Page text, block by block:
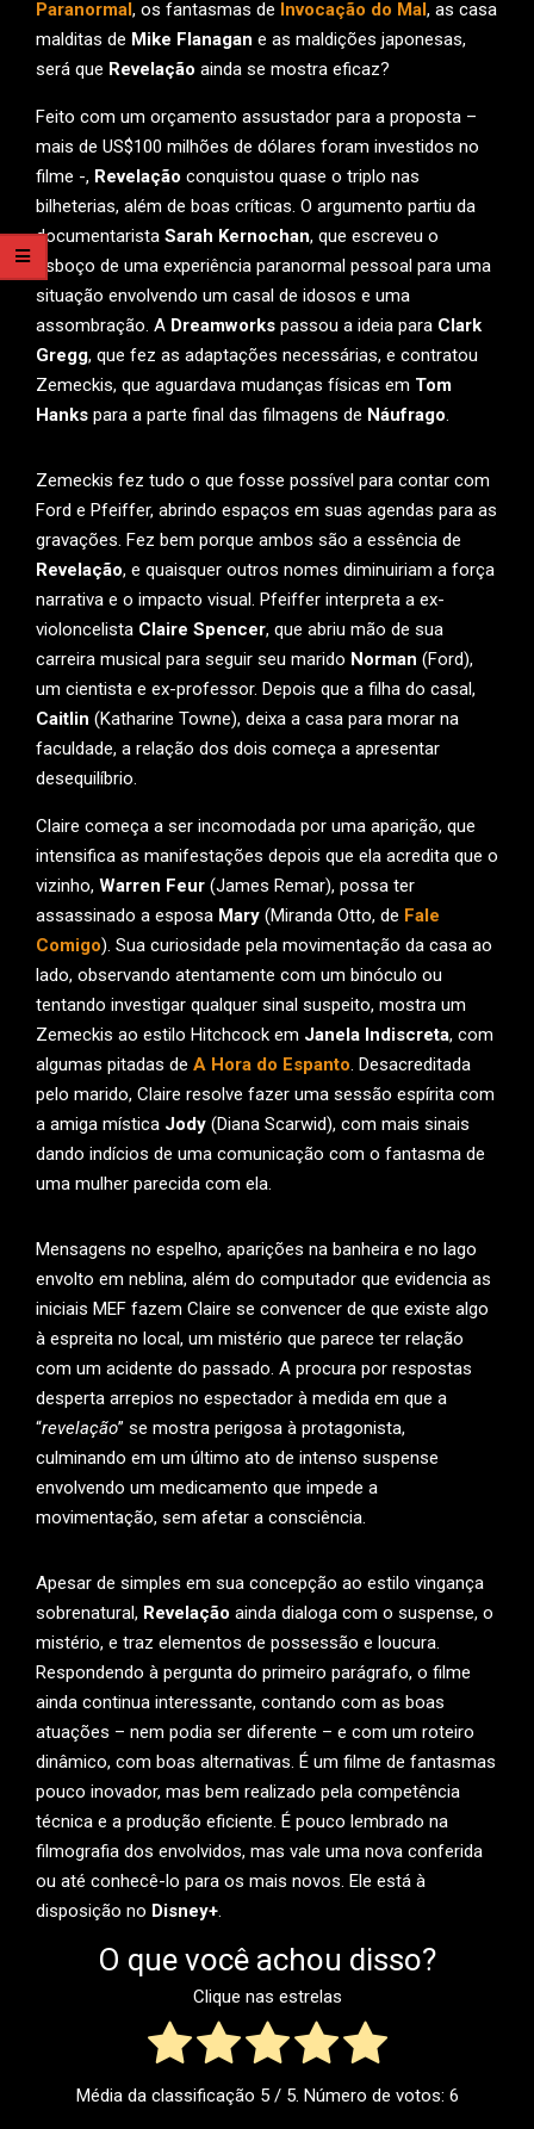
Paranormal, os fantasmas de Invocação do Mal, as casa
malditas de Mike Flanagan e as maldições japonesas,
será que Revelação ainda se mostra eficaz?
Feito com um orçamento assustador para a proposta –
mais de US$100 milhões de dólares foram investidos no
filme -, Revelação conquistou quase o triplo nas
bilheterias, além de boas críticas. O argumento partiu da
documentarista Sarah Kernochan, que escreveu o
esboço de uma experiência paranormal pessoal para uma
situação envolvendo um casal de idosos e uma
assombração. A Dreamworks passou a ideia para Clark
Gregg, que fez as adaptações necessárias, e contratou
Zemeckis, que aguardava mudanças físicas em Tom
Hanks para a parte final das filmagens de Náufrago.
Zemeckis fez tudo o que fosse possível para contar com
Ford e Pfeiffer, abrindo espaços em suas agendas para as
gravações. Fez bem porque ambos são a essência de
Revelação, e quaisquer outros nomes diminuiriam a força
narrativa e o impacto visual. Pfeiffer interpreta a ex-
violoncelista Claire Spencer, que abriu mão de sua
carreira musical para seguir seu marido Norman (Ford),
um cientista e ex-professor. Depois que a filha do casal,
Caitlin (Katharine Towne), deixa a casa para morar na
faculdade, a relação dos dois começa a apresentar
desequilíbrio.
Claire começa a ser incomodada por uma aparição, que
intensifica as manifestações depois que ela acredita que o
vizinho, Warren Feur (James Remar), possa ter
assassinado a esposa Mary (Miranda Otto, de Fale
Comigo). Sua curiosidade pela movimentação da casa ao
lado, observando atentamente com um binóculo ou
tentando investigar qualquer sinal suspeito, mostra um
Zemeckis ao estilo Hitchcock em Janela Indiscreta, com
algumas pitadas de A Hora do Espanto. Desacreditada
pelo marido, Claire resolve fazer uma sessão espírita com
a amiga mística Jody (Diana Scarwid), com mais sinais
dando indícios de uma comunicação com o fantasma de
uma mulher parecida com ela.
Mensagens no espelho, aparições na banheira e no lago
envolto em neblina, além do computador que evidencia as
iniciais MEF fazem Claire se convencer de que existe algo
à espreita no local, um mistério que parece ter relação
com um acidente do passado. A procura por respostas
desperta arrepios no espectador à medida em que a
“revelação” se mostra perigosa à protagonista,
culminando em um último ato de intenso suspense
envolvendo um medicamento que impede a
movimentação, sem afetar a consciência.
Apesar de simples em sua concepção ao estilo vingança
sobrenatural, Revelação ainda dialoga com o suspense, o
mistério, e traz elementos de possessão e loucura.
Respondendo à pergunta do primeiro parágrafo, o filme
ainda continua interessante, contando com as boas
atuações – nem podia ser diferente – e com um roteiro
dinâmico, com boas alternativas. É um filme de fantasmas
pouco inovador, mas bem realizado pela competência
técnica e a produção eficiente. É pouco lembrado na
filmografia dos envolvidos, mas vale uma nova conferida
ou até conhecê-lo para os mais novos. Ele está à
disposição no Disney+.
O que você achou disso?
Clique nas estrelas
Média da classificação 5/ 5. Número de votos: 6